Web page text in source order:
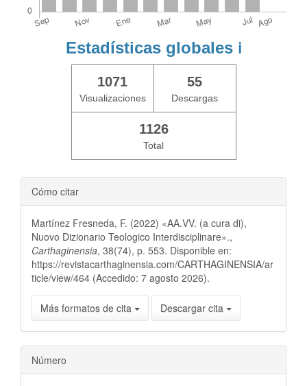
Estadísticas globales ℹ️
1071
Visualizaciones
55
Descargas
1126
Total
Cómo citar
Martínez Fresneda, F. (2022) «AA.VV. (a cura di),
Nuovo Dizionario Teologico Interdisciplinare».,
Carthaginensia, 38(74), p. 553. Disponible en:
https://revistacarthaginensia.com/CARTHAGINENSIA/ar
ticle/view/464 (Accedido: 7 agosto 2026).
Más formatos de cita Descargar cita
Número